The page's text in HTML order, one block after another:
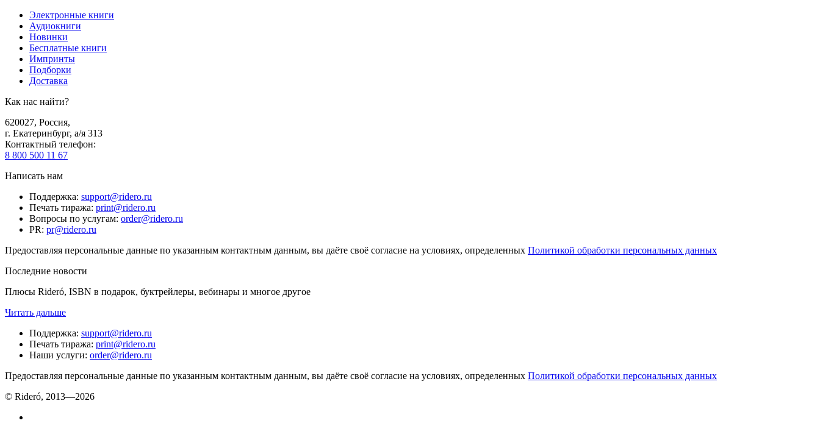
Электронные книги
Аудиокниги
Новинки
Бесплатные книги
Импринты
Подборки
Доставка
Как нас найти?
620027, Россия,
г. Екатеринбург, а/я 313
Контактный телефон:
8 800 500 11 67
Написать нам
Поддержка: support@ridero.ru
Печать тиража: print@ridero.ru
Вопросы по услугам: order@ridero.ru
PR: pr@ridero.ru
Предоставляя персональные данные по указанным контактным данным, вы даёте своё согласие на условиях, определенных Политикой обработки персональных данных
Последние новости
Плюсы Rideró, ISBN в подарок, буктрейлеры, вебинары и многое другое
Читать дальше
Поддержка: support@ridero.ru
Печать тиража: print@ridero.ru
Наши услуги: order@ridero.ru
Предоставляя персональные данные по указанным контактным данным, вы даёте своё согласие на условиях, определенных Политикой обработки персональных данных
© Rideró, 2013—2026